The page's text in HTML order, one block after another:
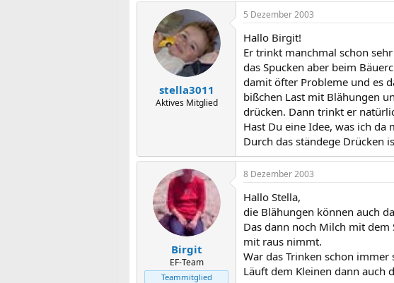
stella3011
Aktives Mitglied
5 Dezember 2003
Hallo Birgit!
Er trinkt manchmal schon
das Spucken aber beim
damit öfter Probleme und es
bißchen Last mit Blähungen
drücken. Dann trinkt er
Hast Du eine Idee, was ich da
Durch das ständege Drücken
Birgit
EF-Team
Teammitglied
8 Dezember 2003
Hallo Stella,
die Blähungen können auch
Das dann noch Milch mit
mit raus nimmt.
War das Trinken schon
Läuft dem Kleinen dann